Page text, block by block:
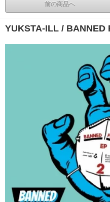
前の商品へ
YUKSTA-ILL / BANNED